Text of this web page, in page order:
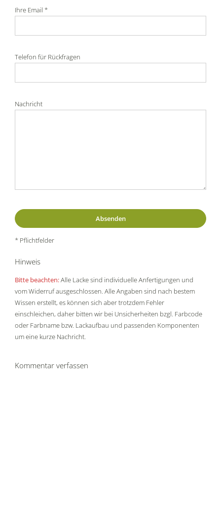
Ihre Email *
Telefon für Rückfragen
Nachricht
* Pflichtfelder
Hinweis
Bitte beachten:Alle Lacke sind individuelle Anfertigungen und
vom Widerruf ausgeschlossen. Alle Angaben sind nach bestem
Wissen erstellt, es können sich aber trotzdem Fehler
einschleichen, daher bitten wir bei Unsicherheiten bzgl. Farbcode
oder Farbname bzw. Lackaufbau und passenden Komponenten
um eine kurze Nachricht.
Kommentar verfassen